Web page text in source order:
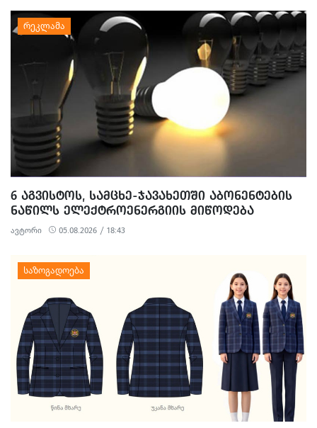
6 ᲐᲒᲕᲘᲡᲢᲝᲡ, ᲡᲐᲛᲪᲮᲔ-ᲯᲐᲕᲐᲮᲔᲗᲨᲘ ᲐᲑᲝᲜᲔᲜᲢᲔᲑᲘᲡ
ᲜᲐᲬᲘᲚᲡ ᲔᲚᲔᲥᲢᲠᲝᲔᲜᲔᲠᲒᲘᲘᲡ ᲛᲘᲬᲝᲓᲔᲑᲐ
ᲨᲔᲔᲖᲦᲣᲓᲔᲑᲐ
ავტორი 05.08.2026 / 18:43